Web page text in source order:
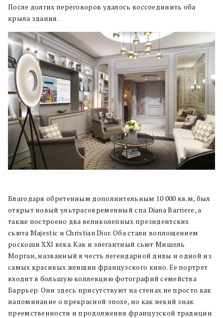
После долгих переговоров удалось воссоединить оба
крыла здания.
Благодаря обретенным дополнительным 10 000 кв.м, был
открыт новый ультрасовременный спа Diana Barriere, а
также построено два великолепных президентских
сьюта Majestic и Christian Dior. Оба стали воплощением
роскоши ХХI века. Как и элегантный сьют Мишель
Морган, названный в честь легендарной дивы и одной из
самых красивых женщин французского кино. Ее портрет
входит в большую коллекцию фотографий семейства
Баррьер. Они здесь присутствуют на стенах не просто как
напоминание о прекрасной эпохе, но как некий знак
преемственности и продолжения французской традиции